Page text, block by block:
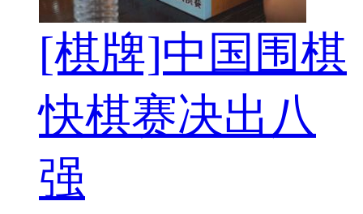
[棋牌]中国围棋
快棋赛决出八
强